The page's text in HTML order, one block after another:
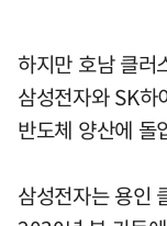
하지만 호남 클러
삼성전자와 SK하
반도체 양산에 돌
삼성전자는 용인